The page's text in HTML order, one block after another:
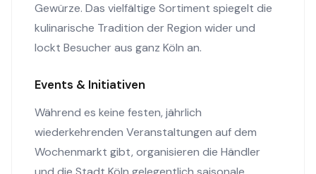
Gewürze. Das vielfältige Sortiment spiegelt die
kulinarische Tradition der Region wider und
lockt Besucher aus ganz Köln an.
Events & Initiativen
Während es keine festen, jährlich
wiederkehrenden Veranstaltungen auf dem
Wochenmarkt gibt, organisieren die Händler